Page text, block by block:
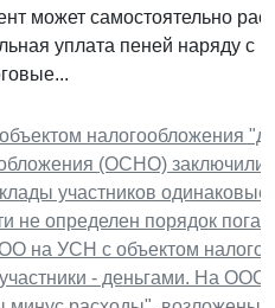
может самостоятельно
уплата пеней наряду
налогообложения
(ОСНО) заключили
участников
не определен порядок
на УСН с объектом
- деньгами. На